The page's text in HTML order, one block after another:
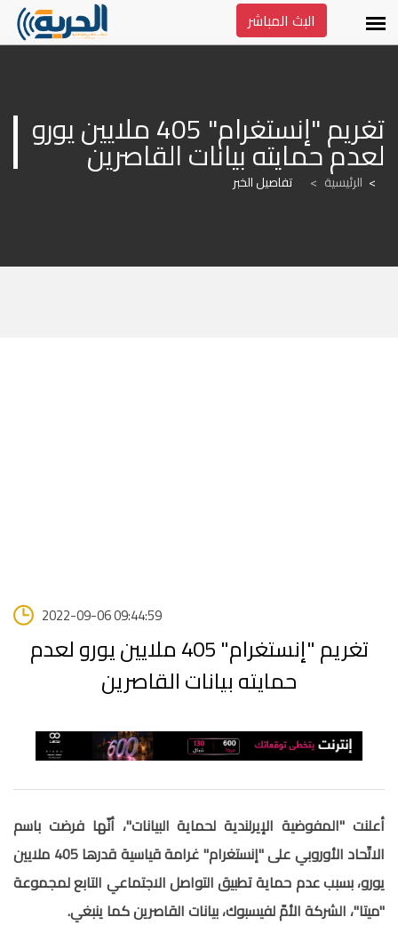
البث المباشر
لعدم حمايته بيانات القاصرين
الرئيسية > تفاصيل الخبر
2022-09-06 09:44:59
تغريم "إنستغرام" 405 ملايين يورو لعدم
حمايته بيانات القاصرين
أعلنت "المفوضية الإيرلندية لحماية البيانات"، أنّها فرضت باسم
الاتّحاد الأوروبي على "إنستغرام" غرامة قياسية قدرها 405 ملايين
يورو، بسبب عدم حماية تطبيق التواصل الاجتماعي التابع لمجموعة
"ميتا"، الشركة الأمّ لفيسبوك، بيانات القاصرين كما ينبغي.